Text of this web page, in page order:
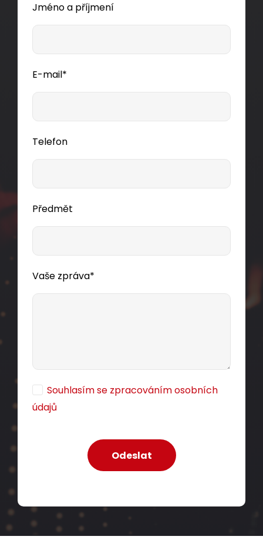
Jméno a příjmení
E-mail*
Telefon
Předmět
Vaše zpráva*
Souhlasím se zpracováním osobních
údajů